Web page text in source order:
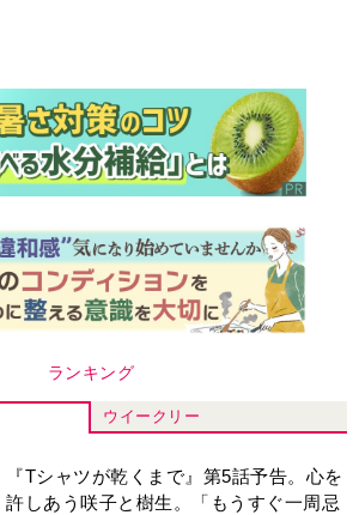
ランキング
ウイークリー
『Tシャツが乾くまで』第5話予告。心を
許しあう咲子と樹生。「もうすぐ一周忌